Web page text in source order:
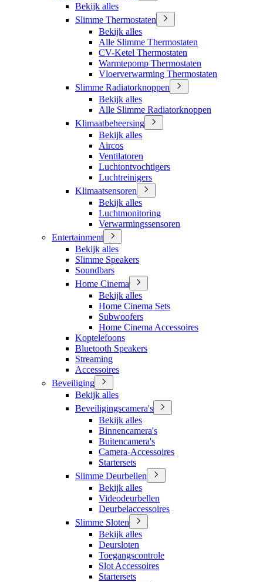
Bekijk alles
Slimme Thermostaten
Bekijk alles
Alle Slimme Thermostaten
CV-Ketel Thermostaten
Warmtepomp Thermostaten
Vloerverwarming Thermostaten
Slimme Radiatorknoppen
Bekijk alles
Alle Slimme Radiatorknoppen
Klimaatbeheersing
Bekijk alles
Aircos
Ventilatoren
Luchtontvochtigers
Luchtreinigers
Klimaatsensoren
Bekijk alles
Luchtmonitoring
Verwarmingssensoren
Entertainment
Bekijk alles
Slimme Speakers
Soundbars
Home Cinema
Bekijk alles
Home Cinema Sets
Subwoofers
Home Cinema Accessoires
Koptelefoons
Bluetooth Speakers
Streaming
Accessoires
Beveiliging
Bekijk alles
Beveiligingscamera's
Bekijk alles
Binnencamera's
Buitencamera's
Camera-Accessoires
Startersets
Slimme Deurbellen
Bekijk alles
Videodeurbellen
Deurbelaccessoires
Slimme Sloten
Bekijk alles
Deursloten
Toegangscontrole
Slot Accessoires
Startersets